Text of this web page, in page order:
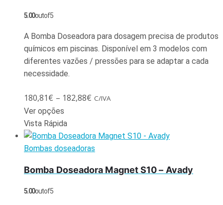
5.00out of 5
A Bomba Doseadora para dosagem precisa de produtos
químicos em piscinas. Disponível em 3 modelos com
diferentes vazões / pressões para se adaptar a cada
necessidade.
180,81€ – 182,88€ C/IVA
Ver opções
Vista Rápida
Bombas doseadoras
Bomba Doseadora Magnet S10 – Avady
5.00out of 5